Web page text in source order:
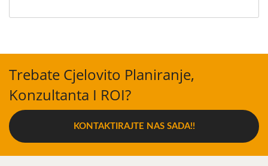
Trebate Cjelovito Planiranje,
Konzultanta I ROI?
KONTAKTIRAJTE NAS SADA!!